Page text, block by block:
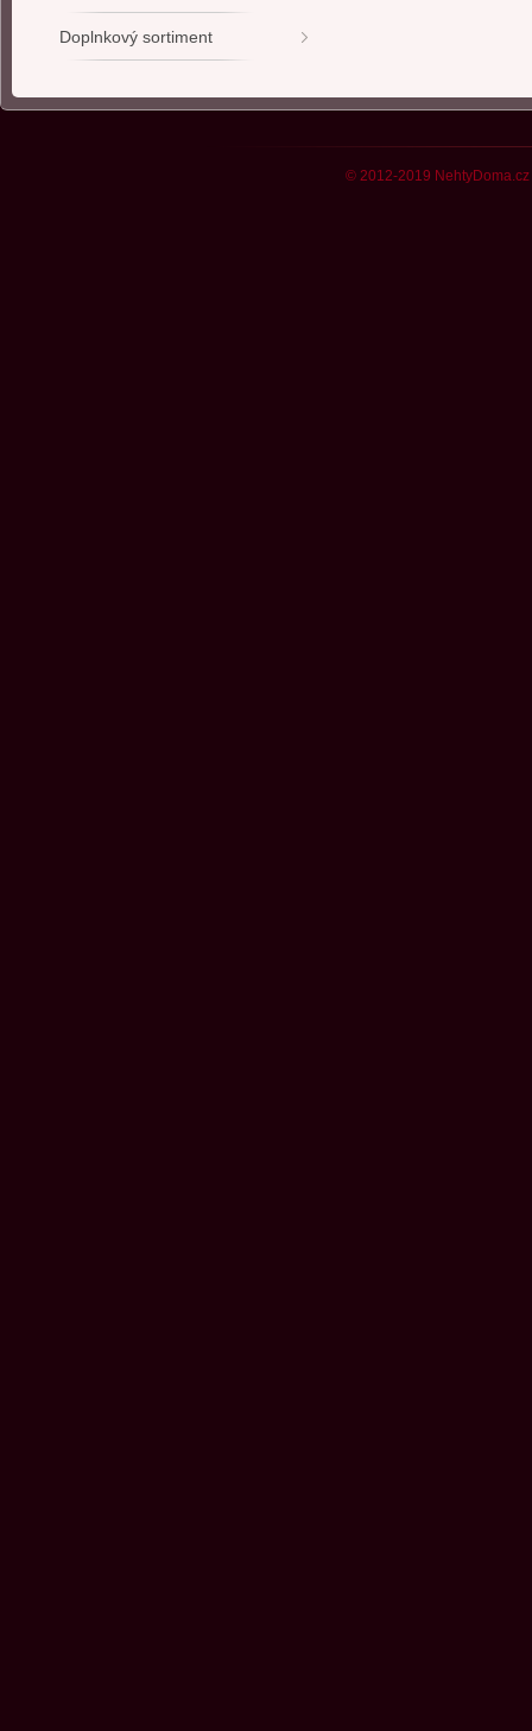
Doplnkový sortiment
© 2012-2019